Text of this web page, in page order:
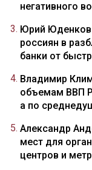
негативного
Юрий Юденков
россиян в
банки от
Владимир
объемам ВВП
а по
Александр
мест для
центров и